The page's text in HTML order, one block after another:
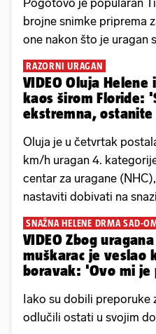
brojne snimke priprema
one nakon što je uragan
RAZORNI URAGAN
VIDEO Oluja Helene
kaos širom Floride:
ekstremna,
Oluja je u četvrtak
km/h uragan 4.
centar za uragane
nastaviti dobivati ​​na
SNAŽNA HELENE DRMA SAD-
VIDEO Zbog
muškarac je veslao
boravak: 'Ovo mi je
Iako su dobili preporuke
odlučili ostati u svojim